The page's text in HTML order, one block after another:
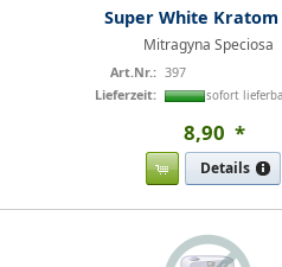
Super White Kratom
Mitragyna Speciosa
Art.Nr.: 397
Lieferzeit:
sofort
8,90 *
Details